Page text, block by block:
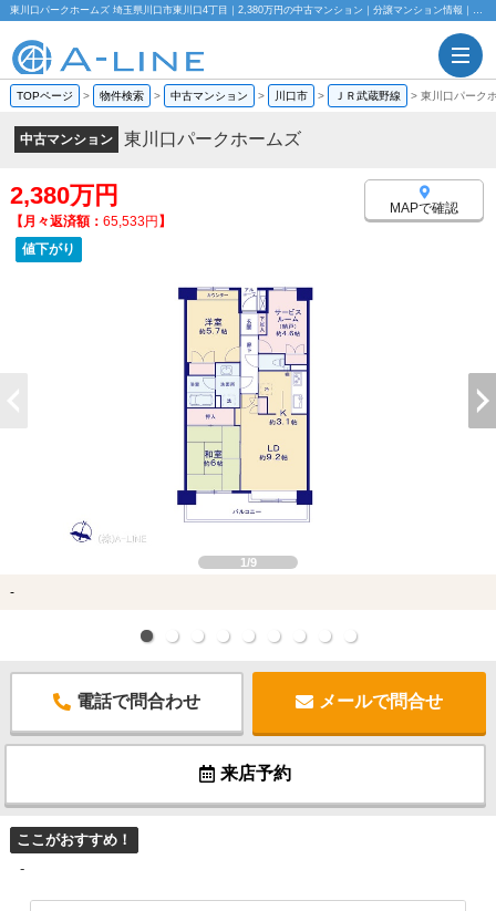
東川口パークホームズ 埼玉県川口市東川口4丁目｜2,380万円の中古マンション｜分譲マンション情報｜株式会社A-LINE
TOPページ > 物件検索 > 中古マンション > 川口市 > ＪＲ武蔵野線 > 東川口パーク
中古マンション 東川口パークホームズ
2,380万円
【月々返済額： 65,533円】
値下がり
MAPで確認
1/9
-
電話で問合わせ メールで問合せ
来店予約
ここがおすすめ！
-